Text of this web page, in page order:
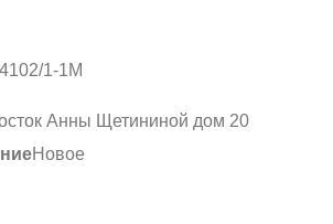
1-1М
Анны Щетининой дом 20
Новое